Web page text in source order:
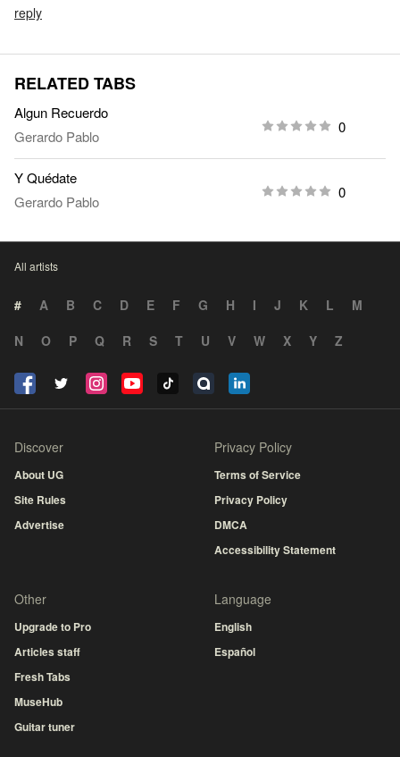
reply
RELATED TABS
Algun Recuerdo
Gerardo Pablo
0
Y Quédate
Gerardo Pablo
0
All artists
# A B C D E F G H I J K L
M
N
O P Q R S T U V W X Y Z
Discover
About UG
Site Rules
Advertise
Privacy Policy
Terms of Service
Privacy Policy
DMCA
Accessibility Statement
Other
Upgrade to Pro
Articles staff
Fresh Tabs
MuseHub
Guitar tuner
Language
English
Español